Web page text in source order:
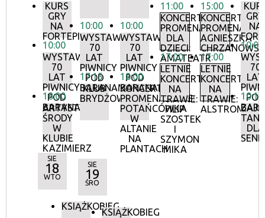
KURS
GRY
NA
FORTEPIANIE
10:00
WYSTAWA:
70
LAT
PIWNICY
POD
BARANAMI
18:00
ARTYSTYCZNE
ŚRODY
W
KLUBIE
KAZIMIERZ
10:00
WYSTAWA:
70
LAT
PIWNICY
POD
BARANAMI
17:15
KLUB
BRYDŻOWY
10:00
WYSTAWA:
70
LAT
PIWNICY
POD
BARANAMI
18:00
KONCERTY
PROMENADOWE:
POTAŃCÓWKA
W
ALTANIE
NA
PLANTACH
11:00
KONCERTY
PROMENADOWE
DLA
DZIECI:
AMATEATR
17:00
LETNIE
KONCERTY
NA
TRAWIE:
FILIP
SZOSTEK
I
SZYMON
MIKA
15:00
KONCERTY
AGNIESZKA
17:00
LETNIE
KONCERTY
NA
TRAWIE:
ALSTROMERIE
GRY
NA
10:00
70
LAT
POD
10:15
DLA
SIE
18
WTO
KSIĄŻKOBIEG
SIE
19
ŚRO
KSIĄŻKOBIEG